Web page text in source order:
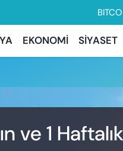
EKONOMİ SİYASET
ve 1